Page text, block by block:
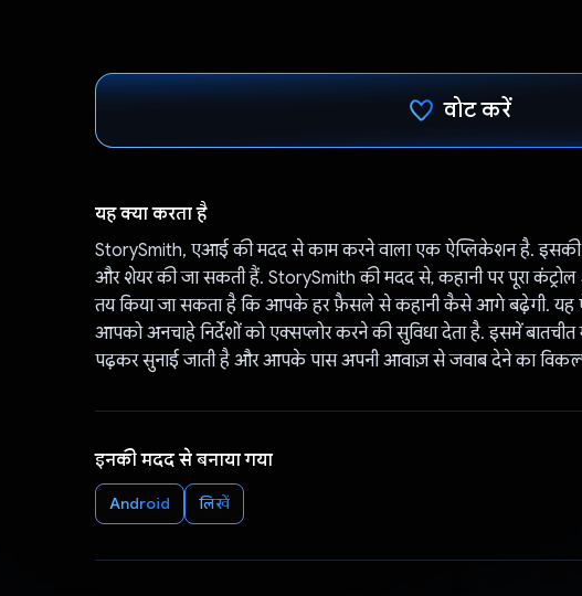
वोट करें
यह क्या करता है
StorySmith, एआई की मदद से काम करने वाला एक ऐप्लिकेशन है. इसकी
और शेयर की जा सकती हैं. StorySmith की मदद से, कहानी पर पूरा कंट्रोल
तय किया जा सकता है कि आपके हर फ़ैसले से कहानी कैसे आगे बढ़ेगी. यह
आपको अनचाहे निर्देशों को एक्सप्लोर करने की सुविधा देता है. इसमें
पढ़कर सुनाई जाती है और आपके पास अपनी आवाज़ से जवाब देने का
इनकी मदद से बनाया गया
Android लिखें